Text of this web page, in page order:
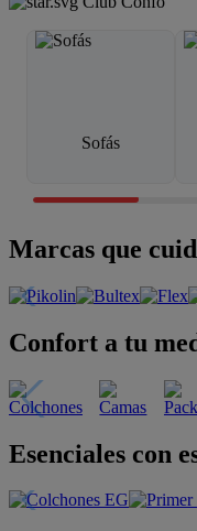
Sofás
Marcas que
Confort a tu
Esenciales con